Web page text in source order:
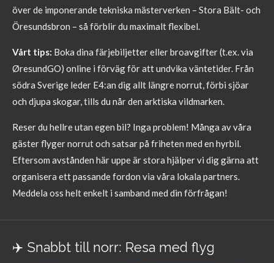
över de imponerande tekniska mästerverken – Stora Bält- och
Öresundsbron – så förblir du maximalt flexibel.
Vårt tips: Boka dina färjebiljetter eller broavgifter (t.ex. via
ØresundGO) online i förväg för att undvika väntetider. Från
södra Sverige leder E4:an dig allt längre norrut, förbi sjöar
och djupa skogar, tills du når den arktiska vildmarken.
Reser du hellre utan egen bil? Inga problem! Många av våra
gäster flyger norrut och satsar på friheten med en hyrbil.
Eftersom avstånden här uppe är stora hjälper vi dig gärna att
organisera ett passande fordon via våra lokala partners.
Meddela oss helt enkelt i samband med din förfrågan!
✈️ Snabbt till norr: Resa med flyg